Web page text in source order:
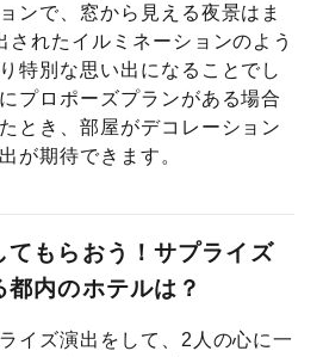
ンで、窓から見える夜景はま
されたイルミネーションのよう
特別な思い出になることでし
プロポーズプランがある場合
とき、部屋がデコレーション
が期待できます。
てもらおう！サプライズ
内のホテルは？
イズ演出をして、2人の心に一